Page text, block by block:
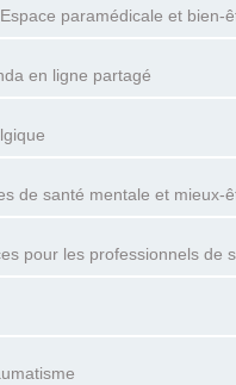
paramédicale et bien-
en ligne partagé
de santé mentale et mieux-
pour les professionnels de